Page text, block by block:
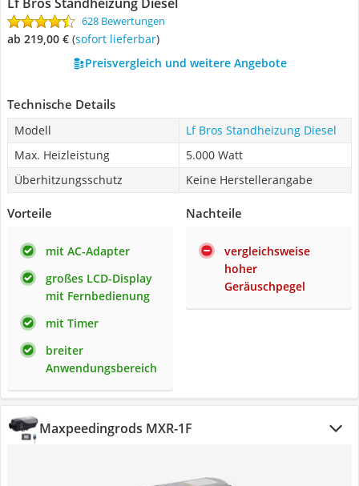
628 Bewertungen
ab 219,00 € ( Sofort lieferbar)
Preisvergleich und weitere Angebote
Technische Details
Modell
Lf Bros Standheizung Diesel
Max. Heizleistung
5.000 Watt
Überhitzungsschutz
Keine Herstellerangabe
Vorteile
mit AC-Adapter
großes LCD-Display
mit Fernbedienung
mit Timer
breiter
Anwendungsbereich
Nachteile
vergleichsweise
hoher
Geräuschpegel
Maxpeedingrods ‎MXR-1F